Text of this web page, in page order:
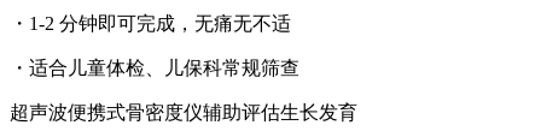
・1-2 分钟即可完成，无痛无不适
・适合儿童体检、儿保科常规筛查
超声波便携式骨密度仪辅助评估生长发育